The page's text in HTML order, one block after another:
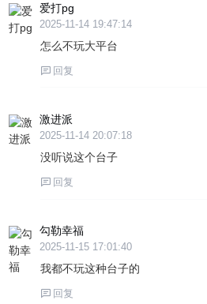
爱打pg
2025-11-14 19:47:14
怎么不玩大平台
回复
激进派
2025-11-14 20:07:18
没听说这个台子
回复
勾勒幸福
2025-11-15 17:01:40
我都不玩这种台子的
回复